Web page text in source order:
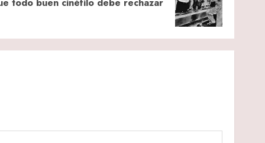
todo buen cinéfilo debe rechazar